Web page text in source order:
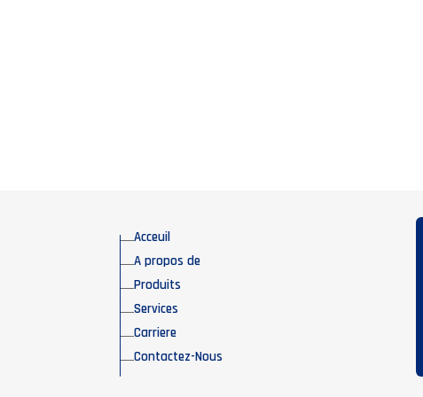
Acceuil
A propos de
Produits
Services
Carriere
Contactez-Nous